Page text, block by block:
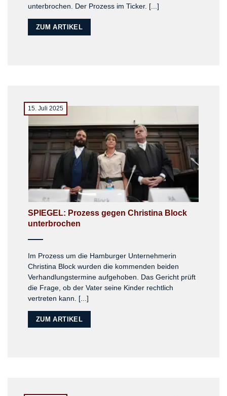
unterbrochen. Der Prozess im Ticker. [...]
ZUM ARTIKEL
SPIEGEL: Prozess gegen Christina Block
unterbrochen
15. Juli 2025
Im Prozess um die Hamburger Unternehmerin
Christina Block wurden die kommenden beiden
Verhandlungstermine aufgehoben. Das Gericht prüft
die Frage, ob der Vater seine Kinder rechtlich
vertreten kann. [...]
ZUM ARTIKEL